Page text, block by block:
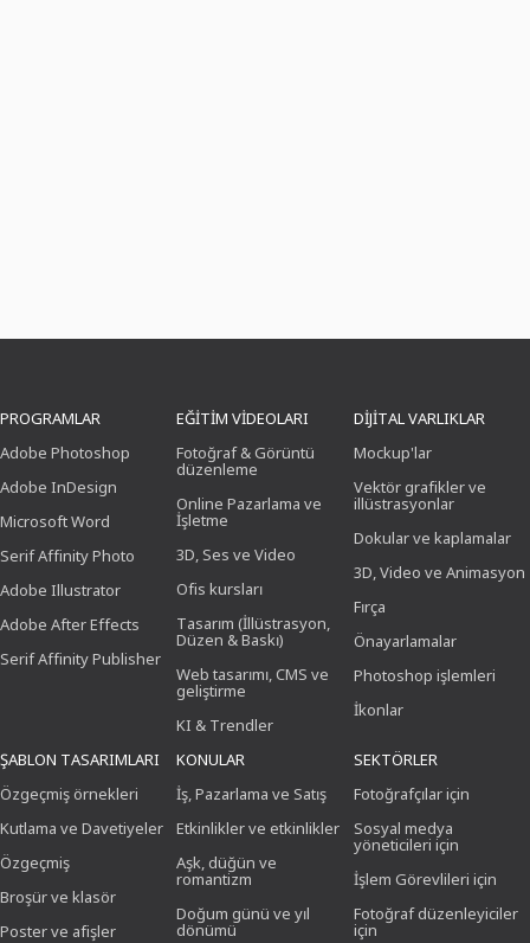
PROGRAMLAR
Adobe Photoshop
Adobe InDesign
Microsoft Word
Serif Affinity Photo
Adobe Illustrator
Adobe After Effects
Serif Affinity Publisher
EĞITIM VIDEOLARI
Fotoğraf & Görüntü
düzenleme
Online Pazarlama ve
İşletme
3D, Ses ve Video
Ofis kursları
Tasarım (İllüstrasyon,
Düzen & Baskı)
Web tasarımı, CMS ve
geliştirme
KI & Trendler
DIJITAL VARLIKLAR
Mockup'lar
Vektör grafikler ve
illüstrasyonlar
Dokular ve kaplamalar
3D, Video ve Animasyon
Fırça
Önayarlamalar
Photoshop işlemleri
İkonlar
ŞABLON TASARIMLARI
Özgeçmiş örnekleri
Kutlama ve Davetiyeler
Özgeçmiş
Broşür ve klasör
Poster ve afişler
KONULAR
İş, Pazarlama ve Satış
Etkinlikler ve etkinlikler
Aşk, düğün ve
romantizm
Doğum günü ve yıl
dönümü
SEKTÖRLER
Fotoğrafçılar için
Sosyal medya
yöneticileri için
İşlem Görevlileri için
Fotoğraf düzenleyiciler
için